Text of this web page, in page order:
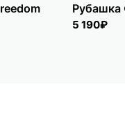
Рубашка
5 190₽